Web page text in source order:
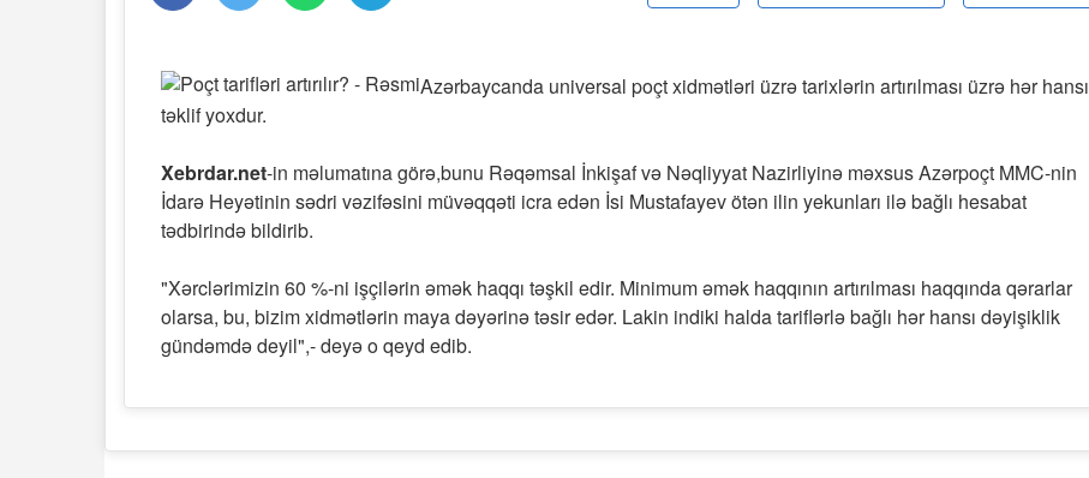
Azərbaycanda universal poçt xidmətləri üzrə tarixlərin artırılması üzrə hər hansı
təklif yoxdur.
Xebrdar.net-in məlumatına görə,bunu Rəqəmsal İnkişaf və Nəqliyyat Nazirliyinə məxsus Azərpoçt MMC-nin
İdarə Heyətinin sədri vəzifəsini müvəqqəti icra edən İsi Mustafayev ötən ilin yekunları ilə bağlı hesabat
tədbirində bildirib.
"Xərclərimizin 60 %-ni işçilərin əmək haqqı təşkil edir. Minimum əmək haqqının artırılması haqqında qərarlar
olarsa, bu, bizim xidmətlərin maya dəyərinə təsir edər. Lakin indiki halda tariflərlə bağlı hər hansı dəyişiklik
gündəmdə deyil",- deyə o qeyd edib.